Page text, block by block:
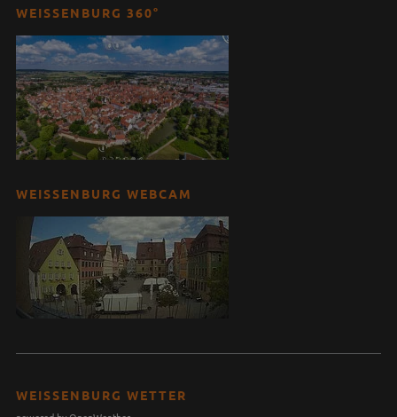
WEISSENBURG 360°
WEISSENBURG WEBCAM
WEISSENBURG WETTER